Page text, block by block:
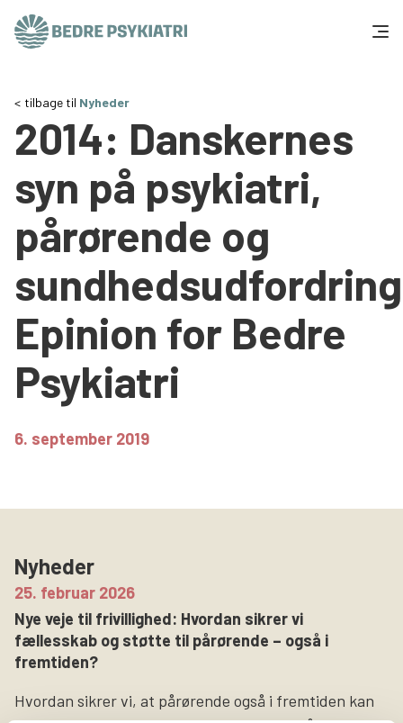
Tal og fakta
Om os
Vær med
Presse og politik
Støt os
Søg
tilbage til Nyheder
2014: Danskernes
syn på psykiatri,
pårørende og
Epinion for Bedre
Psykiatri
6. september 2019
Nyheder
25. februar 2026
Nye veje til frivillighed: Hvordan sikrer vi
fællesskab og støtte til pårørende – også i
fremtiden?
Hvordan sikrer vi, at pårørende også i fremtiden kan